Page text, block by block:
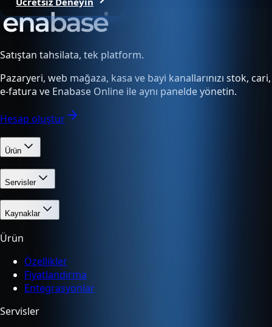
Satıştan tahsilata, tek platform.
Pazaryeri, web mağaza, kasa ve bayi kanallarınızı stok, cari,
e-fatura ve Enabase Online ile aynı panelde yönetin.
Hesap oluştur
Ürün
Servisler
Kaynaklar
Ürün
Özellikler
Fiyatlandırma
Entegrasyonlar
Servisler